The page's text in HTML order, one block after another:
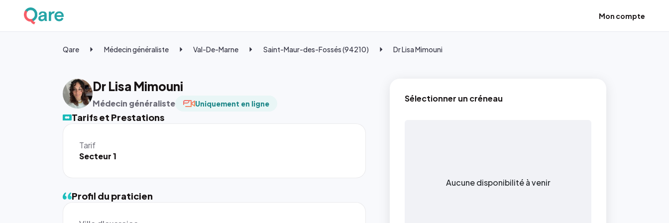
Mon compte
Qare Médecin généraliste Val-De-Marne Saint-Maur-des-Fossés (94210) Dr Lisa Mimouni
Dr Lisa Mimouni
Médecin généraliste Uniquement en ligne
Tarifs et Prestations
Tarif
Secteur 1
Sélectionner un créneau
Aucune disponibilité à venir
Profil du praticien